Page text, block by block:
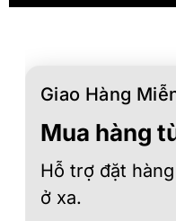
Giao Hàng
Mua hàng
Hỗ trợ đặt
ở xa.